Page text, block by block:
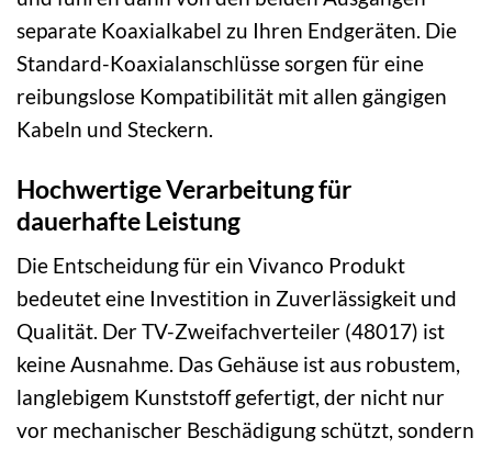
separate Koaxialkabel zu Ihren Endgeräten. Die
Standard-Koaxialanschlüsse sorgen für eine
reibungslose Kompatibilität mit allen gängigen
Kabeln und Steckern.
Hochwertige Verarbeitung für
dauerhafte Leistung
Die Entscheidung für ein Vivanco Produkt
bedeutet eine Investition in Zuverlässigkeit und
Qualität. Der TV-Zweifachverteiler (48017) ist
keine Ausnahme. Das Gehäuse ist aus robustem,
langlebigem Kunststoff gefertigt, der nicht nur
vor mechanischer Beschädigung schützt, sondern